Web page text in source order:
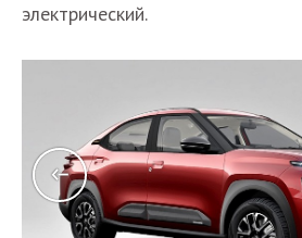
электрический.